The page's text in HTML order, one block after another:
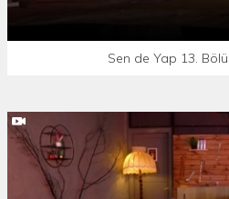
Sen de Yap 13.